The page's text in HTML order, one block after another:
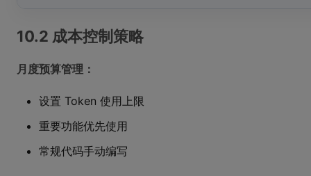
10.2 成本控制策略
月度预算管理：
设置 Token 使用上限
重要功能优先使用
常规代码手动编写